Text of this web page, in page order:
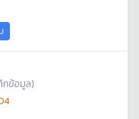
ข้อมูล)